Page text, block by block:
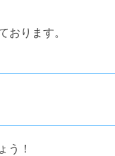
おります。
う！